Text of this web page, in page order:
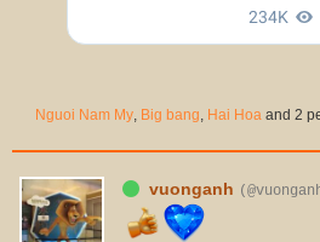
Nguoi Nam My Big bang Hai Hoa and 2
vuonganh